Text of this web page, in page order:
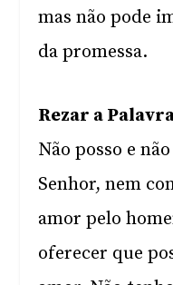
mas não pode
da promessa.
Rezar a
Não posso e
Senhor, nem
amor pelo
oferecer que